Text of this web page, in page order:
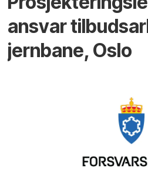
ansvar
jernbane, Oslo